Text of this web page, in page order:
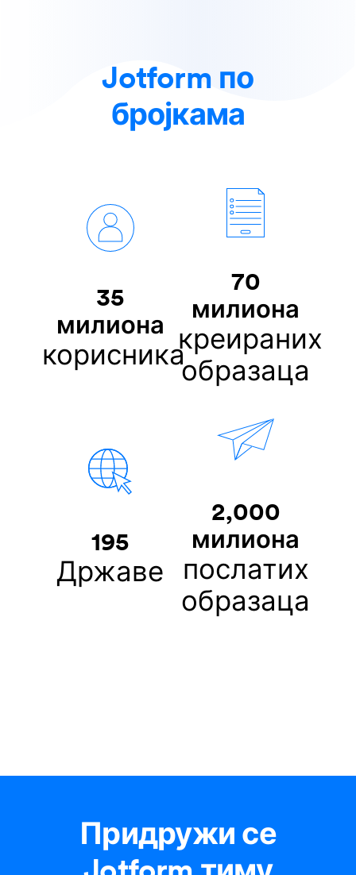
Jotform по
бројкама
35
милиона
корисника
70
милиона
креираних
образаца
195
Државе
2,000
милиона
послатих
образаца
Придружи се